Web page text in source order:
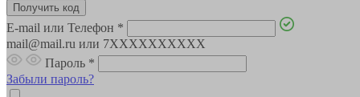
E-mail или Телефон *
mail@mail.ru или 7XXXXXXXXXX
Пароль *
Забыли пароль?